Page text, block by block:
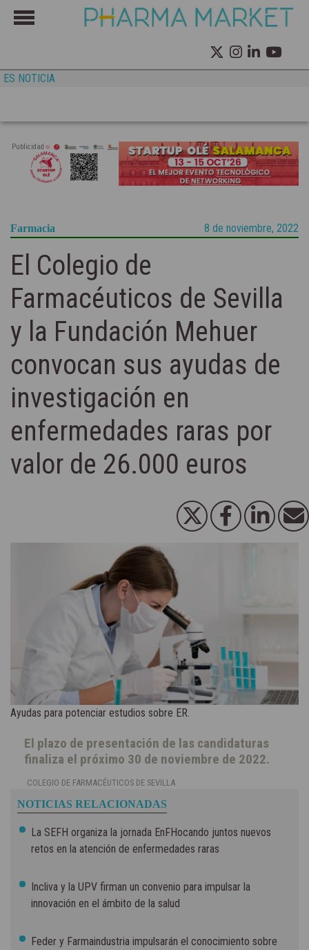
ES NOTICIA
Publicidad
Farmacia 8 de noviembre, 2022
El Colegio de
Farmacéuticos de Sevilla
y la Fundación Mehuer
convocan sus ayudas de
investigación en
enfermedades raras por
valor de 26.000 euros
Ayudas para potenciar estudios sobre ER.
El plazo de presentación de las candidaturas
finaliza el próximo 30 de noviembre de 2022.
COLEGIO DE FARMACÉUTICOS DE SEVILLA
NOTICIAS RELACIONADAS
La SEFH organiza la jornada EnFHocando juntos nuevos
retos en la atención de enfermedades raras
Incliva y la UPV firman un convenio para impulsar la
innovación en el ámbito de la salud
Feder y Farmaindustria impulsarán el conocimiento sobre